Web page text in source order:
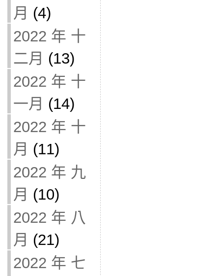
月 (4)
2022 年 十
二月 (13)
2022 年 十
一月 (14)
2022 年 十
月 (11)
2022 年 九
月 (10)
2022 年 八
月 (21)
2022 年 七